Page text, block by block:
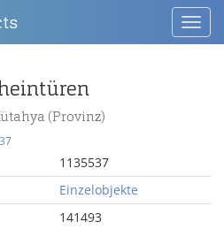
(Provinz)
1135537
Einzelobjekte
141493